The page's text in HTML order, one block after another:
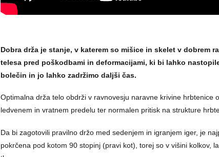
Dobra drža je stanje, v katerem so mišice in skelet v dobrem
telesa pred poškodbami in deformacijami, ki bi lahko
bolečin in jo lahko zadržimo daljši čas.
Optimalna drža telo obdrži v ravnovesju naravne krivine hrbtenice
ledvenem in vratnem predelu ter normalen pritisk na strukture
Da bi zagotovili pravilno držo med sedenjem in igranjem iger, je
pokrčena pod kotom 90 stopinj (pravi kot), torej so v višini kolkov,